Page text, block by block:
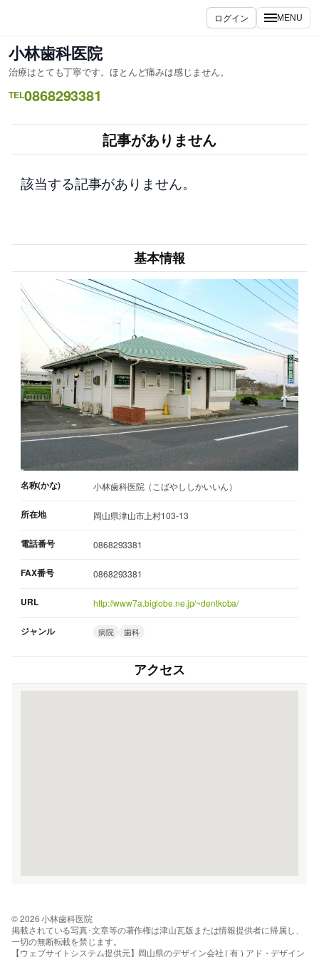
ス
キ
ッ
ログイン MENU
小林歯科医院
治療はとても丁寧です。ほとんど痛みは感じません。
TEL0868293381
記事がありません
該当する記事がありません。
基本情報
名称(かな) 小林歯科医院（こばやししかいいん）
所在地 岡山県津山市上村103-13
電話番号 0868293381
FAX番号 0868293381
URL http://www7a.biglobe.ne.jp/~dentkoba/
ジャンル 病院 歯科
アクセス
© 2026 小林歯科医院
掲載されている写真･文章等の著作権は津山瓦版または情報提供者に帰属し、
一切の無断転載を禁じます。
【ウェブサイトシステム提供元】岡山県のデザイン会社 ( 有 ) アド・デザイン